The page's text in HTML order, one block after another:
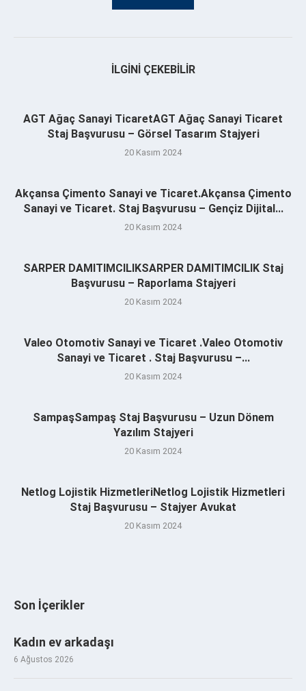
İLGINI ÇEKEBILIR
AGT Ağaç Sanayi TicaretAGT Ağaç Sanayi Ticaret
Staj Başvurusu – Görsel Tasarım Stajyeri
20 Kasım 2024
Akçansa Çimento Sanayi ve Ticaret.Akçansa Çimento
Sanayi ve Ticaret. Staj Başvurusu – Gençiz Dijital...
20 Kasım 2024
SARPER DAMITIMCILIKSARPER DAMITIMCILIK Staj
Başvurusu – Raporlama Stajyeri
20 Kasım 2024
Valeo Otomotiv Sanayi ve Ticaret .Valeo Otomotiv
Sanayi ve Ticaret . Staj Başvurusu –...
20 Kasım 2024
SampaşSampaş Staj Başvurusu – Uzun Dönem
Yazılım Stajyeri
20 Kasım 2024
Netlog Lojistik HizmetleriNetlog Lojistik Hizmetleri
Staj Başvurusu – Stajyer Avukat
20 Kasım 2024
Son İçerikler
Kadın ev arkadaşı
6 Ağustos 2026